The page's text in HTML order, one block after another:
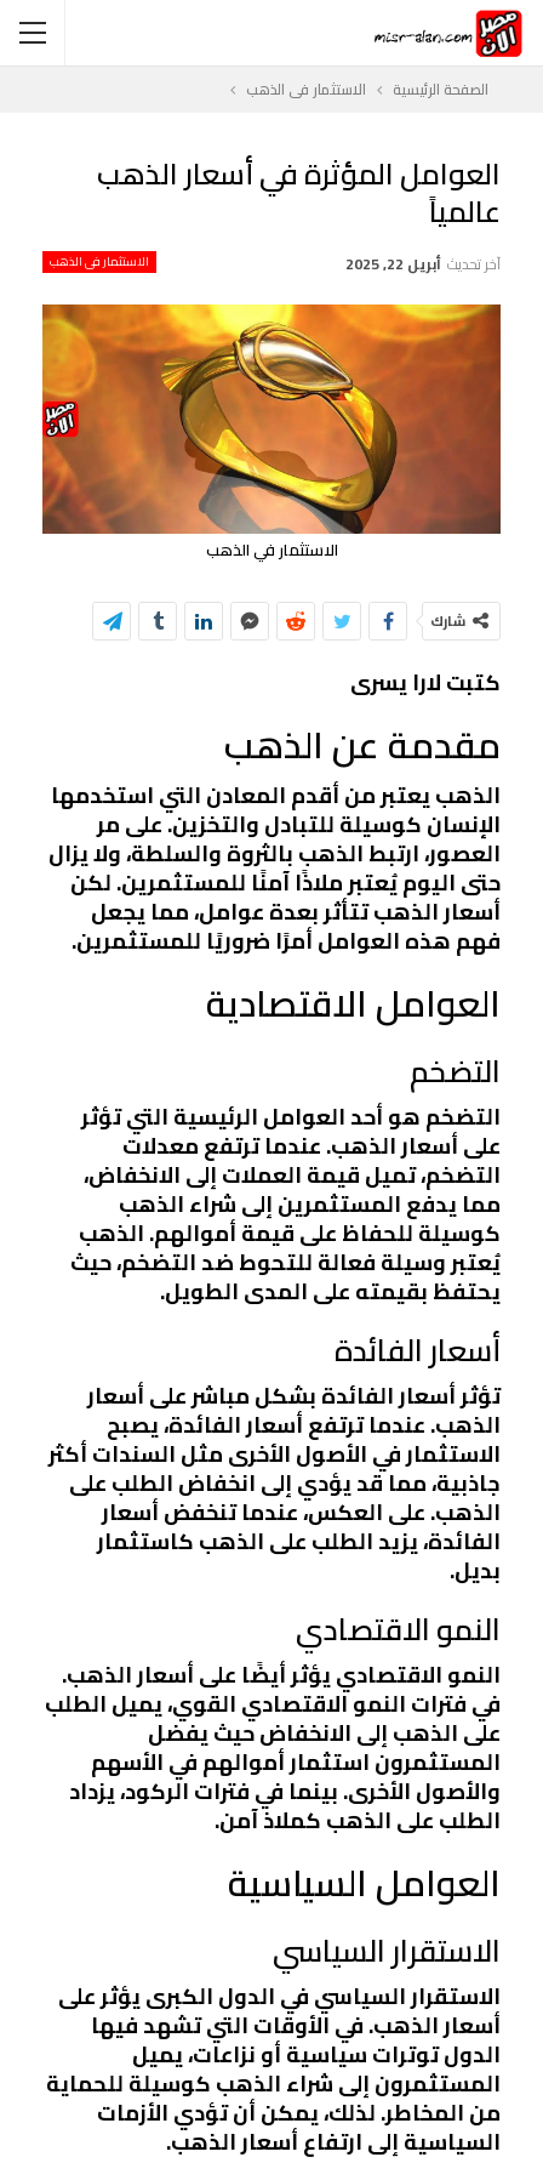
الصفحة الرئيسية الاستثمار فى الذهب
العوامل المؤثرة في أسعار الذهب
عالمياً
الاستثمار فى الذهب آخر تحديث أبريل 22, 2025
الاستثمار في الذهب
شارك
كتبت لارا يسرى
مقدمة عن الذهب
الذهب يعتبر من أقدم المعادن التي استخدمها
الإنسان كوسيلة للتبادل والتخزين. على مر
العصور، ارتبط الذهب بالثروة والسلطة، ولا يزال
حتى اليوم يُعتبر ملاذًا آمنًا للمستثمرين. لكن
أسعار الذهب تتأثر بعدة عوامل، مما يجعل
فهم هذه العوامل أمرًا ضروريًا للمستثمرين.
العوامل الاقتصادية
التضخم
التضخم هو أحد العوامل الرئيسية التي تؤثر
على أسعار الذهب. عندما ترتفع معدلات
التضخم، تميل قيمة العملات إلى الانخفاض،
مما يدفع المستثمرين إلى شراء الذهب
كوسيلة للحفاظ على قيمة أموالهم. الذهب
يُعتبر وسيلة فعالة للتحوط ضد التضخم، حيث
يحتفظ بقيمته على المدى الطويل.
أسعار الفائدة
تؤثر أسعار الفائدة بشكل مباشر على أسعار
الذهب. عندما ترتفع أسعار الفائدة، يصبح
الاستثمار في الأصول الأخرى مثل السندات أكثر
جاذبية، مما قد يؤدي إلى انخفاض الطلب على
الذهب. على العكس، عندما تنخفض أسعار
الفائدة، يزيد الطلب على الذهب كاستثمار
بديل.
النمو الاقتصادي
النمو الاقتصادي يؤثر أيضًا على أسعار الذهب.
في فترات النمو الاقتصادي القوي، يميل الطلب
على الذهب إلى الانخفاض حيث يفضل
المستثمرون استثمار أموالهم في الأسهم
والأصول الأخرى. بينما في فترات الركود، يزداد
الطلب على الذهب كملاذ آمن.
العوامل السياسية
الاستقرار السياسي
الاستقرار السياسي في الدول الكبرى يؤثر على
أسعار الذهب. في الأوقات التي تشهد فيها
الدول توترات سياسية أو نزاعات، يميل
المستثمرون إلى شراء الذهب كوسيلة للحماية
من المخاطر. لذلك، يمكن أن تؤدي الأزمات
السياسية إلى ارتفاع أسعار الذهب.